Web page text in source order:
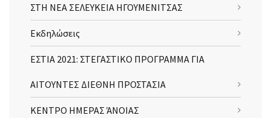
ΣΤΗ ΝΕΑ ΣΕΛΕΥΚΕΙΑ ΗΓΟΥΜΕΝΙΤΣΑΣ
Εκδηλώσεις
ΕΣΤΙΑ 2021: ΣΤΕΓΑΣΤΙΚΟ ΠΡΟΓΡΑΜΜΑ ΓΙΑ
ΑΙΤΟΥΝΤΕΣ ΔΙΕΘΝΗ ΠΡΟΣΤΑΣΙΑ
ΚΕΝΤΡΟ ΗΜΕΡΑΣ ΆΝΟΙΑΣ